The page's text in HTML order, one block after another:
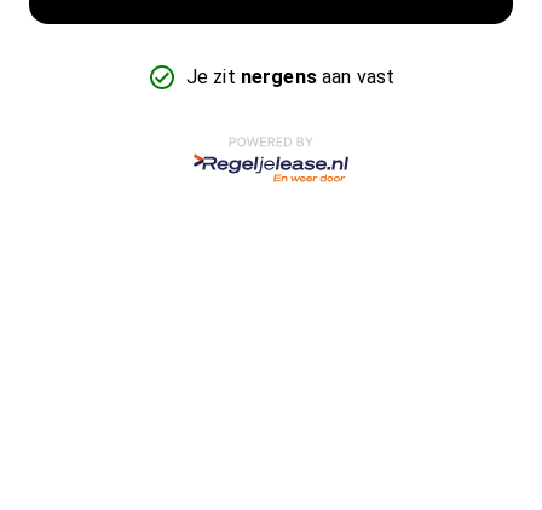
Je zit nergensaan vast